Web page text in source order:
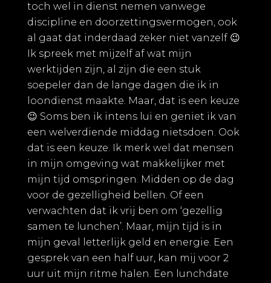
toch wel in dienst nemen vanwege
discipline en doorzettingsvermogen, ook
al gaat dat inderdaad zeker niet vanzelf 😉
Ik spreek met mijzelf af wat mijn
werktijden zijn, al zijn die een stuk
soepeler dan de lange dagen die ik in
loondienst maakte. Maar, dat is een keuze
😉 Soms ben ik intens lui en geniet ik van
een welverdiende middag nietsdoen. Ook
dat is een keuze. Ik merk wel dat mensen
in mijn omgeving wat makkelijker met
mijn tijd omspringen. Midden op de dag
voor de gezelligheid bellen. Of een
verwachten dat ik vrij ben om ‘gezellig
samen te lunchen’. Maar, mijn tijd is in
mijn geval letterlijk geld en energie. Een
gesprek van een half uur, kan mij voor 2
uur uit mijn ritme halen. Een lunchdate